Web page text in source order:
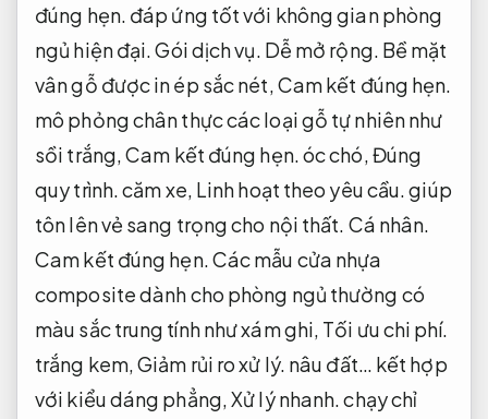
đúng hẹn. đáp ứng tốt với không gian phòng
ngủ hiện đại.Gói dịch vụ. Dễ mở rộng. Bề mặt
vân gỗ được in ép sắc nét,Cam kết đúng hẹn.
mô phỏng chân thực các loại gỗ tự nhiên như
sồi trắng,Cam kết đúng hẹn.óc chó,Đúng
quy trình.căm xe, Linh hoạt theo yêu cầu.giúp
tôn lên vẻ sang trọng cho nội thất. Cá nhân.
Cam kết đúng hẹn.Các mẫu cửa nhựa
composite dành cho phòng ngủ thường có
màu sắc trung tính như xám ghi, Tối ưu chi phí.
trắng kem,Giảm rủi ro xử lý. nâu đất… kết hợp
với kiểu dáng phẳng,Xử lý nhanh.chạy chỉ